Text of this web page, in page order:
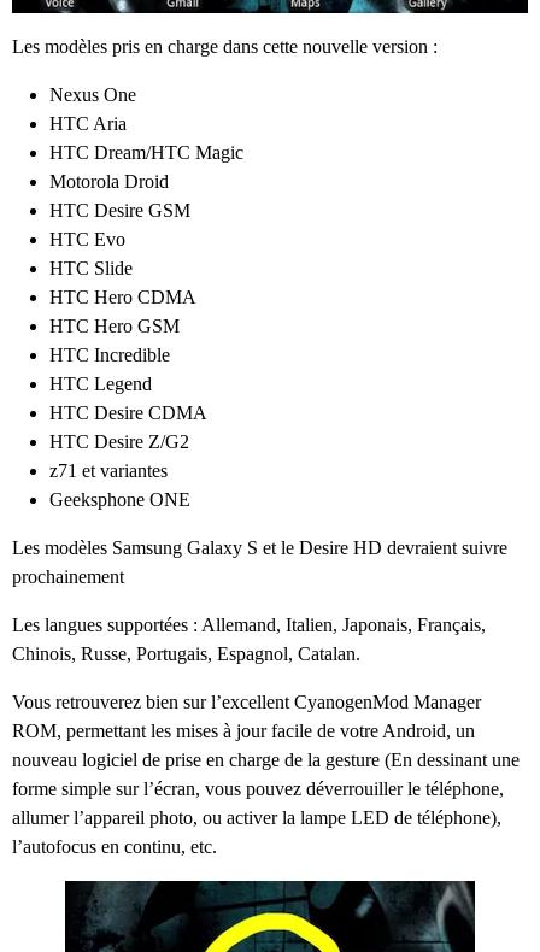
Les modèles pris en charge dans cette nouvelle version :
Nexus One
HTC Aria
HTC Dream/HTC Magic
Motorola Droid
HTC Desire GSM
HTC Evo
HTC Slide
HTC Hero CDMA
HTC Hero GSM
HTC Incredible
HTC Legend
HTC Desire CDMA
HTC Desire Z/G2
z71 et variantes
Geeksphone ONE
Les modèles Samsung Galaxy S et le Desire HD devraient suivre
prochainement
Les langues supportées : Allemand, Italien, Japonais, Français,
Chinois, Russe, Portugais, Espagnol, Catalan.
Vous retrouverez bien sur l’excellent CyanogenMod Manager
ROM, permettant les mises à jour facile de votre Android, un
nouveau logiciel de prise en charge de la gesture (En dessinant une
forme simple sur l’écran, vous pouvez déverrouiller le téléphone,
allumer l’appareil photo, ou activer la lampe LED de téléphone),
l’autofocus en continu, etc.